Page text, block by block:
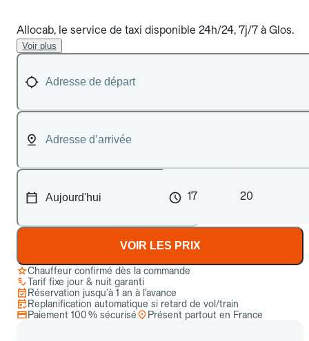
Allocab, le service de taxi disponible 24h/24, 7j/7 à Glos.
Voir plus
17 20
VOIR LES PRIX
Chauffeur confirmé dès la commande
Tarif fixe jour & nuit garanti
Réservation jusqu’à 1 an à l’avance
Replanification automatique si retard de vol/train
Paiement 100 % sécurisé
Présent partout en France